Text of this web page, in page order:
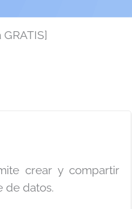
crear y compartir
de datos.